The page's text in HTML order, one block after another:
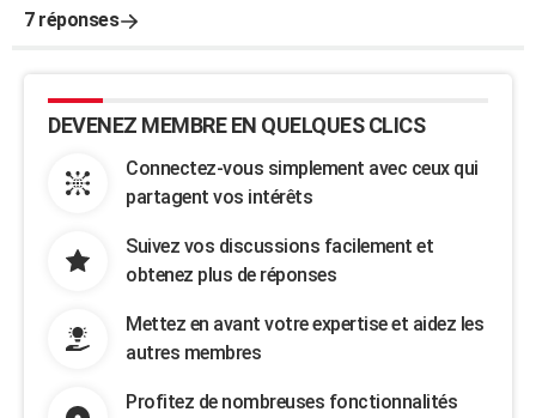
7 réponses
DEVENEZ MEMBRE EN QUELQUES CLICS
Connectez-vous simplement avec ceux qui
partagent vos intérêts
Suivez vos discussions facilement et
obtenez plus de réponses
Mettez en avant votre expertise et aidez les
autres membres
Profitez de nombreuses fonctionnalités